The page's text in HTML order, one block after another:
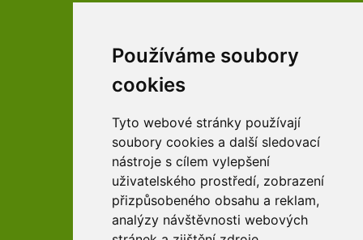
Používáme soubory
cookies
Tyto webové stránky používají
soubory cookies a další sledovací
nástroje s cílem vylepšení
uživatelského prostředí, zobrazení
přizpůsobeného obsahu a reklam,
analýzy návštěvnosti webových
Youtube kanál arboreta